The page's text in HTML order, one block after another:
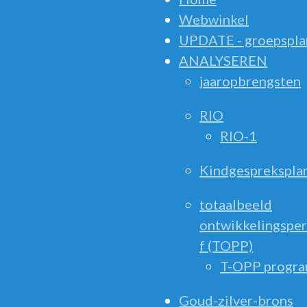
Webwinkel
UPDATE -
ANALYSEREN
jaaropbrengsten
RIO
RIO-1
totaalbeeld
f (TOPP)
T-OPP
Goud-zilver-brons